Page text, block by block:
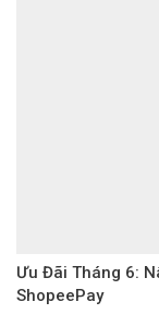
Ưu Đãi Tháng 6:
ShopeePay